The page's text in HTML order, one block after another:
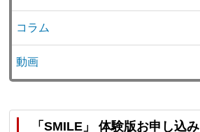
コラム
動画
「SMILE」 体験版お申し込み